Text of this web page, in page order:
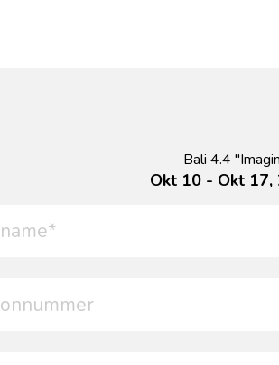
Bali 4.4
Okt 10 - Okt 17,